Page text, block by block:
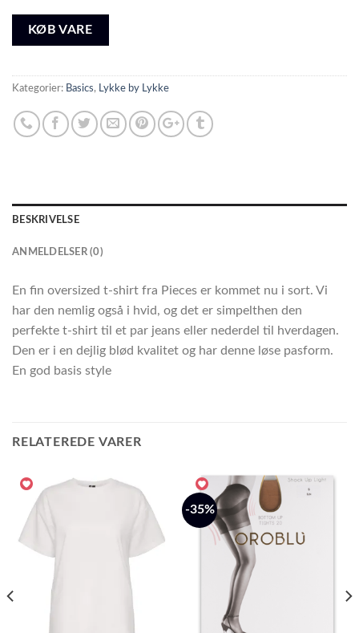
KØB VARE
Kategorier: Basics, Lykke by Lykke
BESKRIVELSE
ANMELDELSER (0)
En fin oversized t-shirt fra Pieces er kommet nu i sort. Vi
har den nemlig også i hvid, og det er simpelthen den
perfekte t-shirt til et par jeans eller nederdel til hverdagen.
Den er i en dejlig blød kvalitet og har denne løse pasform.
En god basis style
RELATEREDE VARER
-35%